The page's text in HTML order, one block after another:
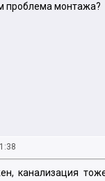
проблема монтажа?
канализация